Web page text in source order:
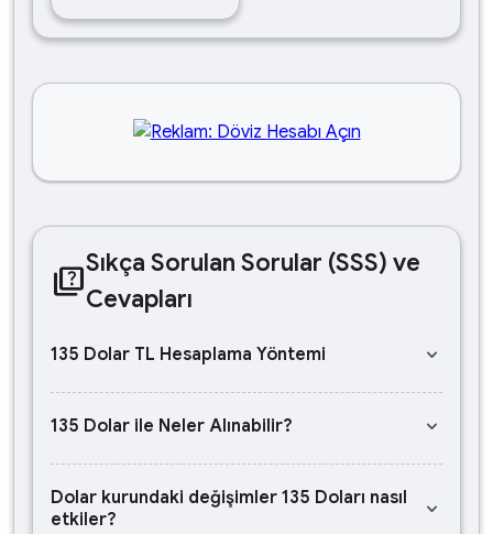
quizSıkça Sorulan Sorular (SSS) ve
Cevapları
135 Dolar TL Hesaplama Yöntemi keyboard_arrow_down
135 Dolar ile Neler Alınabilir? keyboard_arrow_down
Dolar kurundaki değişimler 135 Doları nasıl
etkiler?
keyboard_arrow_down